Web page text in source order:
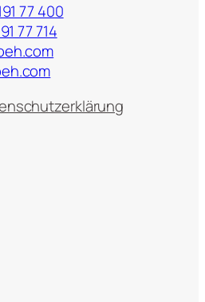
77 400
77 714